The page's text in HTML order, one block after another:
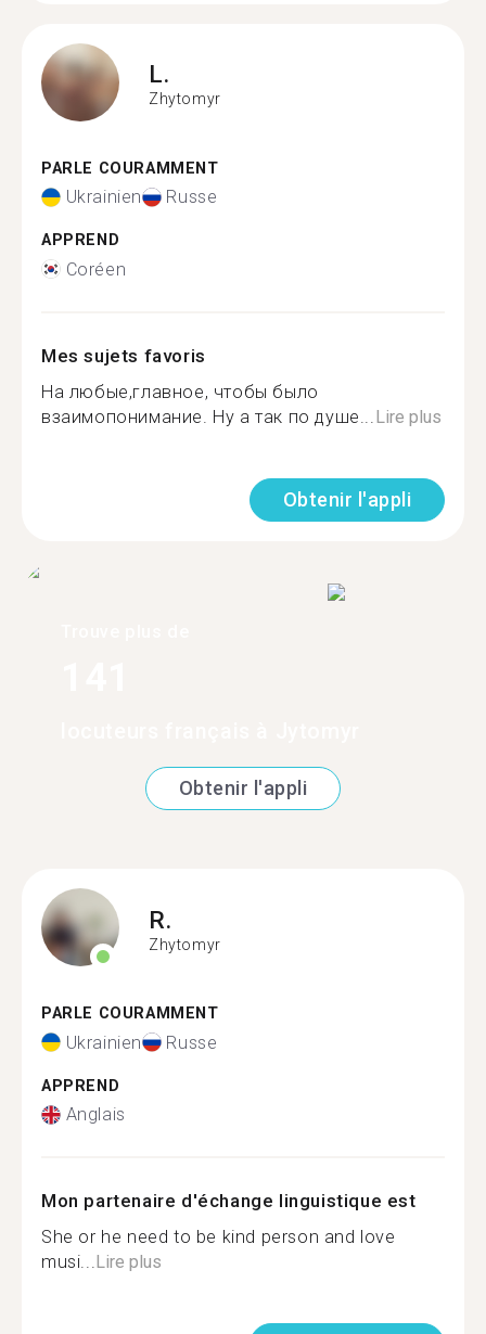
L.
Zhytomyr
PARLE COURAMMENT
Ukrainien Russe
APPREND
Coréen
Mes sujets favoris
На любые,главное, чтобы было
взаимопонимание. Ну а так по душе... Lire plus
Obtenir l'appli
Obtenir l'appli
R.
Zhytomyr
PARLE COURAMMENT
Ukrainien Russe
APPREND
Anglais
Mon partenaire d'échange linguistique est
She or he need to be kind person and love
musi...Lire plus